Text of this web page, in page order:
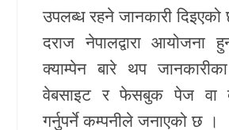
उपलब्ध रहने जानकारी दिइएको
दराज नेपालद्वारा आयोजना
क्याम्पेन बारे थप
वेबसाइट र फेसबुक पेज वा
गर्नुपर्ने कम्पनीले जनाएको छ ।